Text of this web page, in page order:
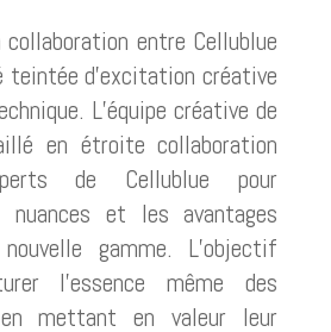
entre Cellublue
d’excitation créative
L’équipe créative de
en étroite collaboration
de Cellublue pour
nuances et les avantages
gamme. L’objectif
l’essence même des
mettant en valeur leur